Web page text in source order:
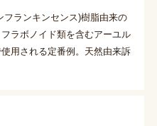
ランキンセンス)樹脂由来の
ラボノイド類を含むアーユル
用される定番例。天然由来訴